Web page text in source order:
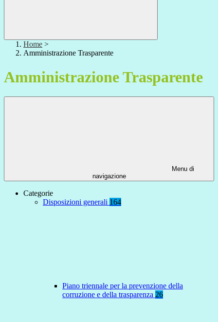
Home >
Amministrazione Trasparente
Amministrazione Trasparente
Menu di
navigazione
Categorie
Disposizioni generali 164
Piano triennale per la prevenzione della
corruzione e della trasparenza 26